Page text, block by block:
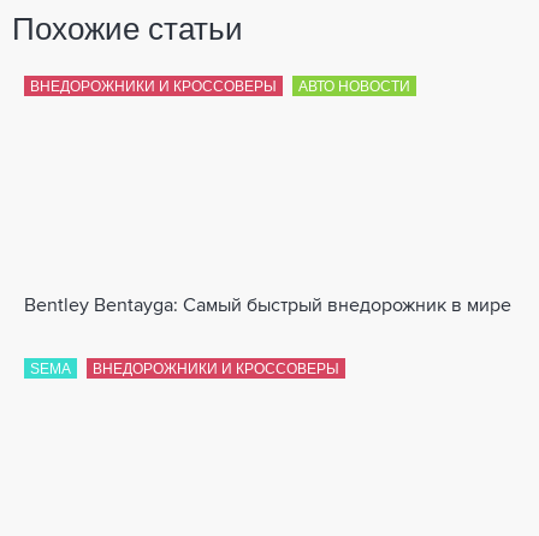
Похожие статьи
ВНЕДОРОЖНИКИ И КРОССОВЕРЫ АВТО НОВОСТИ
Bentley Bentayga: Самый быстрый внедорожник в мире
SEMA ВНЕДОРОЖНИКИ И КРОССОВЕРЫ